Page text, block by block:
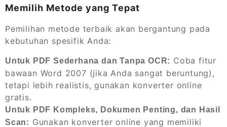
Memilih Metode yang Tepat
Pemilihan metode terbaik akan bergantung pada
kebutuhan spesifik Anda:
Untuk PDF Sederhana dan Tanpa OCR: Coba fitur
bawaan Word 2007 (jika Anda sangat beruntung),
tetapi lebih realistis, gunakan konverter online
gratis.
Untuk PDF Kompleks, Dokumen Penting, dan Hasil
Scan: Gunakan konverter online yang memiliki